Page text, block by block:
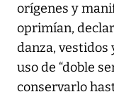
orígenes y
oprimían,
danza, vestidos
uso de “doble
conservarlo